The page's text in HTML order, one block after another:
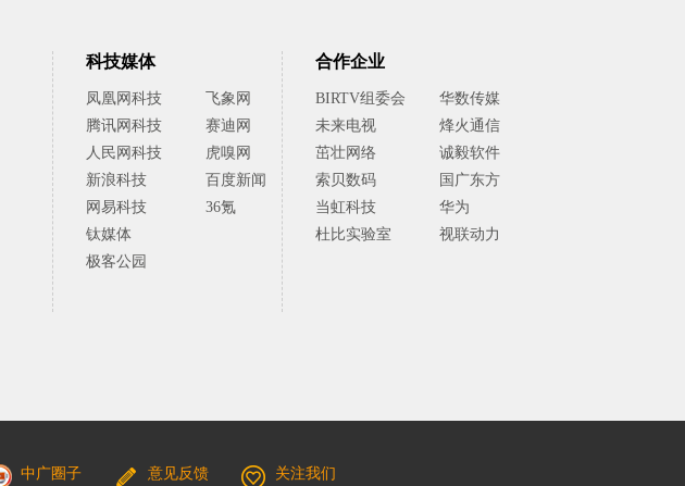
科技媒体
凤凰网科技
飞象网
腾讯网科技
赛迪网
人民网科技
虎嗅网
新浪科技
百度新闻
网易科技
36氪
钛媒体
极客公园
合作企业
BIRTV组委会
华数传媒
未来电视
烽火通信
茁壮网络
诚毅软件
索贝数码
国广东方
当虹科技
华为
杜比实验室
视联动力
中广圈子 意见反馈 关注我们